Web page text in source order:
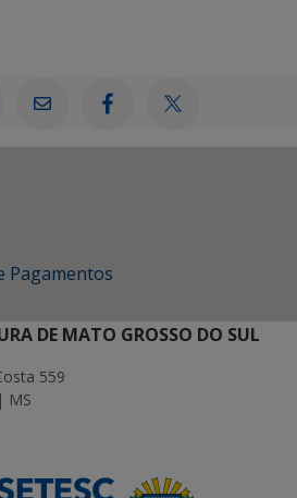
Pagamentos
DE MATO GROSSO DO SUL
559
MS